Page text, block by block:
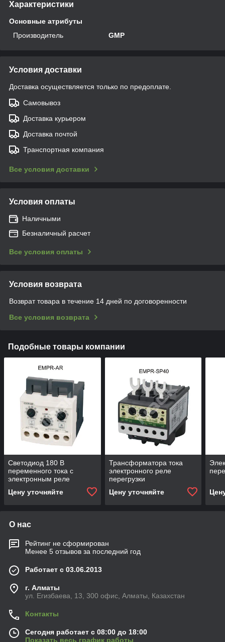
Характеристики
Основные атрибуты
Производитель
GMP
Условия доставки
Доставка осуществляется только по предоплате.
Самовывоз
Доставка курьером
Доставка почтой
Транспортная компания
Все условия доставки
Условия оплаты
Наличными
Безналичный расчет
Все условия оплаты
Условия возврата
Возврат товара в течение 14 дней по договоренности
Все условия возврата
Подобные товары компании
Светодиод 180 В
переменного тока с
электронным реле
Цену уточняйте
Трансформатора тока
электронного реле
перегрузки
Цену уточняйте
О нас
Рейтинг не сформирован
Менее 5 отзывов за последний год
Работает с 03.06.2013
г. Алматы
ул. Егизбаева, 13, 300 офис, Алматы, Казахстан
Контакты
Сегодня работает с 08:00 до 18:00
Показать весь график работы